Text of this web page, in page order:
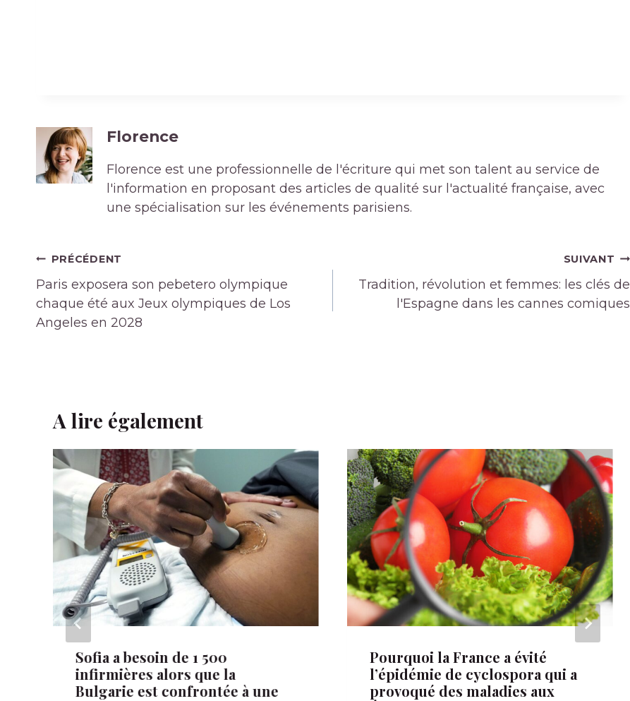
Florence
Florence est une professionnelle de l'écriture qui met son talent au service de
l'information en proposant des articles de qualité sur l'actualité française, avec
une spécialisation sur les événements parisiens.
Navigation
de
l’article
PRÉCÉDENT
Paris exposera son pebetero olympique
chaque été aux Jeux olympiques de Los
Angeles en 2028
SUIVANT
Tradition, révolution et femmes: les clés de
l'Espagne dans les cannes comiques
A lire également
Sofia a besoin de 1 500
infirmières alors que la
Bulgarie est confrontée à une
Pourquoi la France a évité
l’épidémie de cyclospora qui a
provoqué des maladies aux